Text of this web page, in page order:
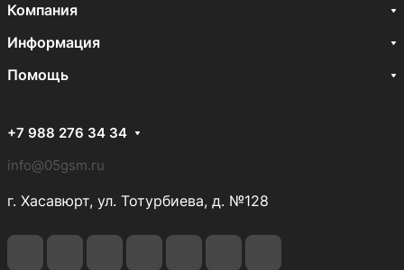
Компания
Информация
Помощь
+7 988 276 34 34
info@05gsm.ru
г. Хасавюрт, ул. Тотурбиева, д. №128